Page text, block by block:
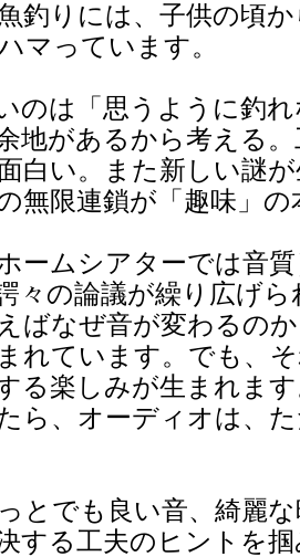
釣りには、子供の頃
マっています。
のは「思うように釣
地があるから考える
白い。また新しい謎
無限連鎖が「趣味」の
ームシアターでは音
々の論議が繰り広げ
ばなぜ音が変わるの
れています。でも、
る楽しみが生まれま
ら、オーディオは、
とでも良い音、綺麗
する工夫のヒントを